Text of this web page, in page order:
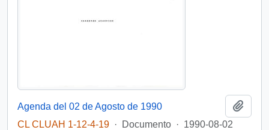
Agenda del 02 de Agosto de 1990
CL CLUAH 1-12-4-19 · Documento · 1990-08-02